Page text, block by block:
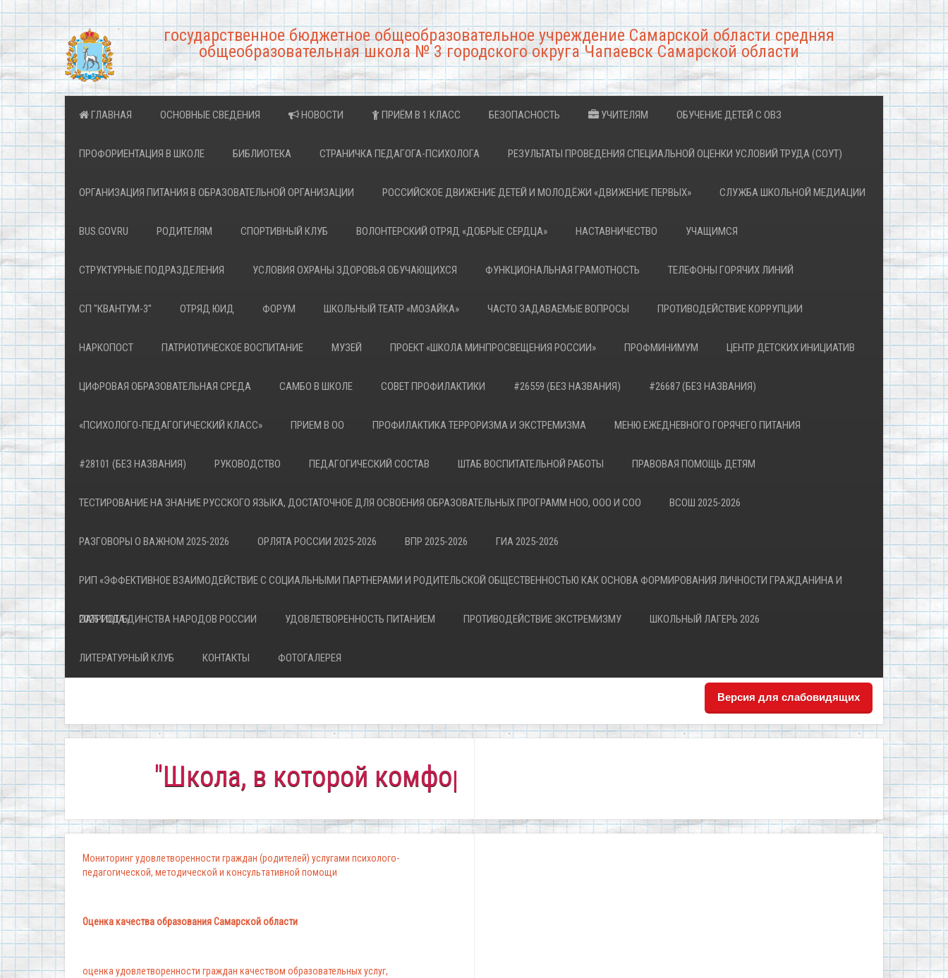
государственное бюджетное общеобразовательное учреждение Самарской области средняя
общеобразовательная школа № 3 городского округа Чапаевск Самарской области
ГЛАВНАЯ ОСНОВНЫЕ СВЕДЕНИЯ НОВОСТИ ПРИЁМ В 1 КЛАСС БЕЗОПАСНОСТЬ УЧИТЕЛЯМ ОБУЧЕНИЕ ДЕТЕЙ С ОВЗ
ПРОФОРИЕНТАЦИЯ В ШКОЛЕ БИБЛИОТЕКА СТРАНИЧКА ПЕДАГОГА-ПСИХОЛОГА РЕЗУЛЬТАТЫ ПРОВЕДЕНИЯ СПЕЦИАЛЬНОЙ ОЦЕНКИ УСЛОВИЙ ТРУДА (СОУТ)
ОРГАНИЗАЦИЯ ПИТАНИЯ В ОБРАЗОВАТЕЛЬНОЙ ОРГАНИЗАЦИИ РОССИЙСКОЕ ДВИЖЕНИЕ ДЕТЕЙ И МОЛОДЁЖИ «ДВИЖЕНИЕ ПЕРВЫХ» СЛУЖБА ШКОЛЬНОЙ МЕДИАЦИИ
BUS.GOV.RU РОДИТЕЛЯМ СПОРТИВНЫЙ КЛУБ ВОЛОНТЕРСКИЙ ОТРЯД «ДОБРЫЕ СЕРДЦА» НАСТАВНИЧЕСТВО УЧАЩИМСЯ
СТРУКТУРНЫЕ ПОДРАЗДЕЛЕНИЯ УСЛОВИЯ ОХРАНЫ ЗДОРОВЬЯ ОБУЧАЮЩИХСЯ ФУНКЦИОНАЛЬНАЯ ГРАМОТНОСТЬ ТЕЛЕФОНЫ ГОРЯЧИХ ЛИНИЙ
СП "КВАНТУМ-3" ОТРЯД ЮИД ФОРУМ ШКОЛЬНЫЙ ТЕАТР «МОЗАЙКА» ЧАСТО ЗАДАВАЕМЫЕ ВОПРОСЫ ПРОТИВОДЕЙСТВИЕ КОРРУПЦИИ
НАРКОПОСТ ПАТРИОТИЧЕСКОЕ ВОСПИТАНИЕ МУЗЕЙ ПРОЕКТ «ШКОЛА МИНПРОСВЕЩЕНИЯ РОССИИ» ПРОФМИНИМУМ ЦЕНТР ДЕТСКИХ ИНИЦИАТИВ
ЦИФРОВАЯ ОБРАЗОВАТЕЛЬНАЯ СРЕДА САМБО В ШКОЛЕ СОВЕТ ПРОФИЛАКТИКИ #26559 (БЕЗ НАЗВАНИЯ) #26687 (БЕЗ НАЗВАНИЯ)
«ПСИХОЛОГО-ПЕДАГОГИЧЕСКИЙ КЛАСС» ПРИЕМ В ОО ПРОФИЛАКТИКА ТЕРРОРИЗМА И ЭКСТРЕМИЗМА МЕНЮ ЕЖЕДНЕВНОГО ГОРЯЧЕГО ПИТАНИЯ
#28101 (БЕЗ НАЗВАНИЯ) РУКОВОДСТВО ПЕДАГОГИЧЕСКИЙ СОСТАВ ШТАБ ВОСПИТАТЕЛЬНОЙ РАБОТЫ ПРАВОВАЯ ПОМОЩЬ ДЕТЯМ
ТЕСТИРОВАНИЕ НА ЗНАНИЕ РУССКОГО ЯЗЫКА, ДОСТАТОЧНОЕ ДЛЯ ОСВОЕНИЯ ОБРАЗОВАТЕЛЬНЫХ ПРОГРАММ НОО, ООО И СОО ВСОШ 2025-2026
РАЗГОВОРЫ О ВАЖНОМ 2025-2026 ОРЛЯТА РОССИИ 2025-2026 ВПР 2025-2026 ГИА 2025-2026
РИП «ЭФФЕКТИВНОЕ ВЗАИМОДЕЙСТВИЕ С СОЦИАЛЬНЫМИ ПАРТНЕРАМИ И РОДИТЕЛЬСКОЙ ОБЩЕСТВЕННОСТЬЮ КАК ОСНОВА ФОРМИРОВАНИЯ ЛИЧНОСТИ ГРАЖДАНИНА И
ПАТРИОТА»
2026 ГОД ЕДИНСТВА НАРОДОВ РОССИИ УДОВЛЕТВОРЕННОСТЬ ПИТАНИЕМ ПРОТИВОДЕЙСТВИЕ ЭКСТРЕМИЗМУ ШКОЛЬНЫЙ ЛАГЕРЬ 2026
ЛИТЕРАТУРНЫЙ КЛУБ КОНТАКТЫ ФОТОГАЛЕРЕЯ
Версия для слабовидящих
"Школа, в которой комфортно всем!"
Мониторинг удовлетворенности граждан (родителей) услугами психолого-
педагогической, методической и консультативной помощи
Оценка качества образования Самарской области
оценка удовлетворенности граждан качеством образовательных услуг,